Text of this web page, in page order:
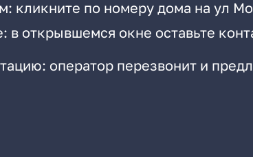
кликните по номеру дома на ул
в открывшемся окне оставьте
оператор перезвонит и